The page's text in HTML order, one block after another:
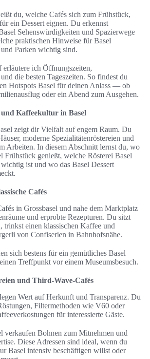
du, welche Cafés sich zum Frühstück,
ein Dessert eignen. Du erkennst
Sehenswürdigkeiten und Spazierwege
praktischen Hinweise für Basel
Parken wichtig sind.
ich Öffnungszeiten,
die besten Tageszeiten. So findest du
Hotspots Basel für deinen Anlass — ob
oder ein Abend zum Ausgehen.
Kaffeekultur in Basel
zeigt dir Vielfalt auf engem Raum. Du
moderne Spezialitätenröstereien und
Arbeiten. In diesem Abschnitt lernst du, wo
Frühstück genießt, welche Rösterei Basel
ist und wo das Basel Dessert
Cafés
in Grossbasel und nahe dem Marktplatz
und erprobte Rezepturen. Du sitzt
trinkst einen klassischen Kaffee und
von Confiserien in Bahnhofsnähe.
sich bestens für ein gemütliches Basel
Treffpunkt vor einem Museumsbesuch.
und Third-Wave-Cafés
Wert auf Herkunft und Transparenz. Du
Filtermethoden wie V60 oder
für interessierte Gäste.
verkaufen Bohnen zum Mitnehmen und
Diese Adressen sind ideal, wenn du
Basel intensiv beschäftigen willst oder